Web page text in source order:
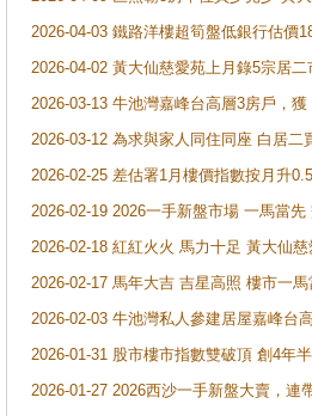
2026-04-03 鐵路洋樓超筍盤低銀行估價
2026-04-02 黃大仙慈愛苑上月錄5宗居
2026-03-13 牛池灣嘉峰台高層3房戶，
2026-03-12 為求與家人同住同座 白居
2026-02-25 差估署1月樓價指數按月升
2026-02-19 2026一手新盤市場 一馬當
2026-02-18 紅紅火火 馬力十足 黃大仙
2026-02-17 馬年大吉 吉星高照 樓市一
2026-02-03 牛池灣私人參建居屋嘉峰台
2026-01-31 股市樓市指數雙破頂 創4年
2026-01-27 2026西沙一手新盤大賣，